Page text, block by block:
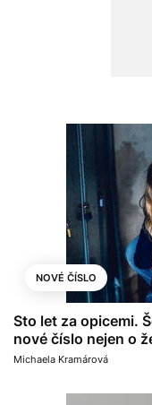
NOVÉ ČÍSLO
Sto let za opicemi.
nové číslo nejen o
Michaela Kramárová